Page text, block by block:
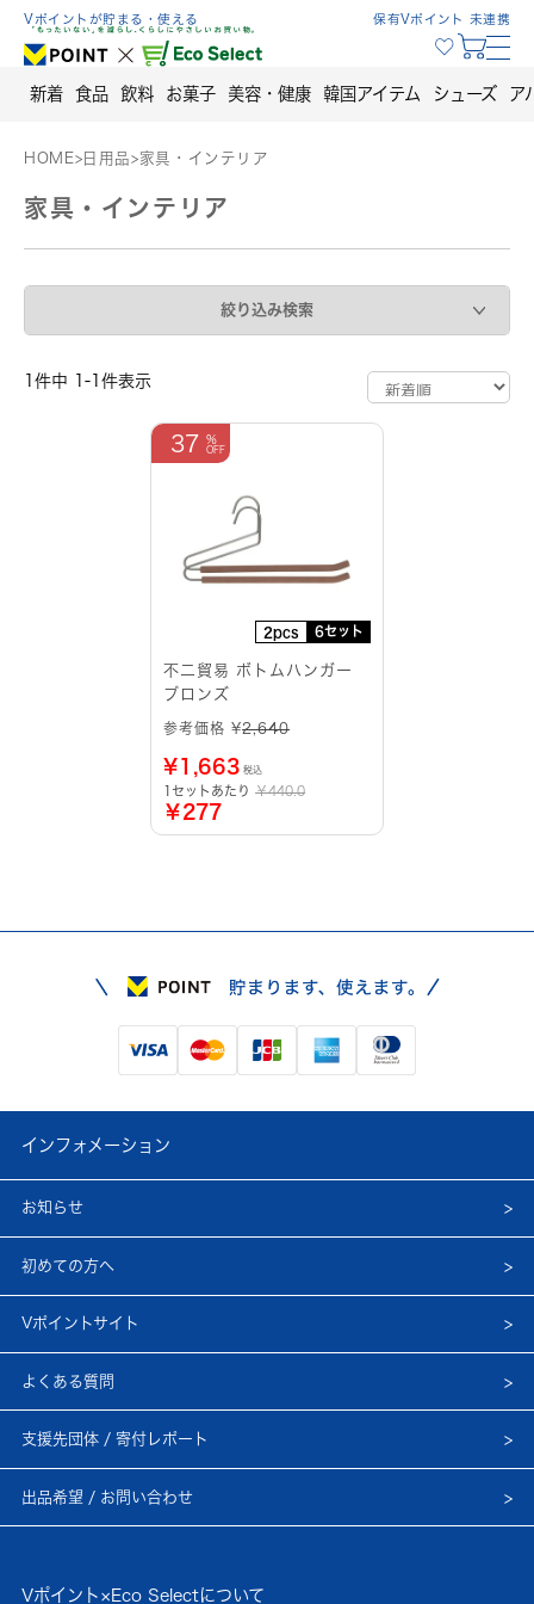
Skip
content
Vポイントが貯まる・使える 保有Vポイント 未連携
新着 食品 飲料 お菓子 美容・健康 韓国アイテム シューズ ア
HOME> 日用品>家具・インテリア
家具・インテリア
絞り込み検索
1件中 1-1件表示
2pcs 6セット
37
不二貿易 ボトムハンガー
ブロンズ
参考価格 ¥2,640
¥1,663 税込
1セットあたり￥440.0
￥277
インフォメーション
お知らせ
初めての方へ
Vポイントサイト
よくある質問
支援先団体 / 寄付レポート
出品希望 / お問い合わせ
Vポイント×Eco Selectについて